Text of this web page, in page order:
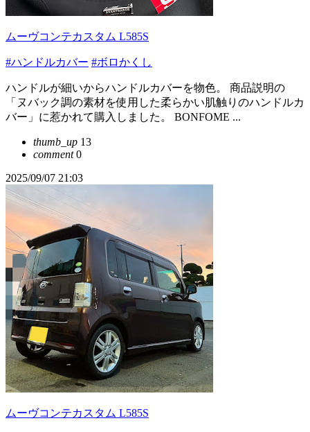
ムーヴコンテカスタム L585S
#ハンドルカバー #ボロかくし
ハンドルが細いからハンドルカバーを物色。 商品説明の
「ヌバック調の素材を使用した柔らかい肌触りのハンドルカ
バー」に惹かれて購入しました。 BONFOME ...
thumb_up 13
comment0
2025/09/07 21:03
ムーヴコンテカスタム L585S